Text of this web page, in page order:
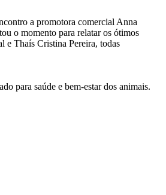
a promotora comercial Anna
o momento para relatar os ótimos
e Thaís Cristina Pereira, todas
para saúde e bem-estar dos animais.